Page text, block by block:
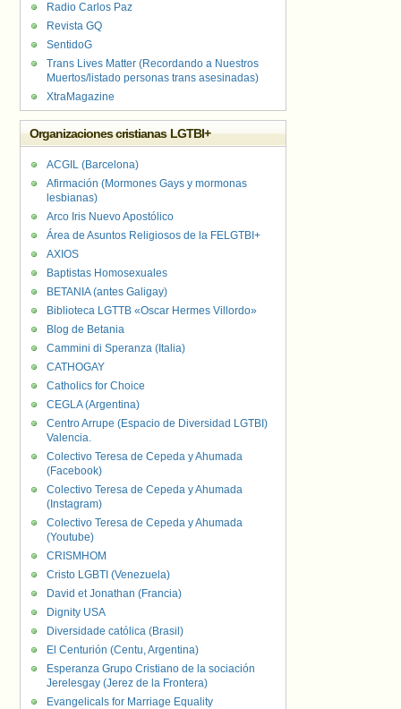
Radio Carlos Paz
Revista GQ
SentidoG
Trans Lives Matter (Recordando a Nuestros
Muertos/listado personas trans asesinadas)
XtraMagazine
Organizaciones cristianas LGTBI+
ACGIL (Barcelona)
Afirmación (Mormones Gays y mormonas
lesbianas)
Arco Iris Nuevo Apostólico
Área de Asuntos Religiosos de la FELGTBI+
AXIOS
Baptistas Homosexuales
BETANIA (antes Galigay)
Biblioteca LGTTB «Oscar Hermes Villordo»
Blog de Betania
Cammini di Speranza (Italia)
CATHOGAY
Catholics for Choice
CEGLA (Argentina)
Centro Arrupe (Espacio de Diversidad LGTBI)
Valencia.
Colectivo Teresa de Cepeda y Ahumada
(Facebook)
Colectivo Teresa de Cepeda y Ahumada
(Instagram)
Colectivo Teresa de Cepeda y Ahumada
(Youtube)
CRISMHOM
Cristo LGBTI (Venezuela)
David et Jonathan (Francia)
Dignity USA
Diversidade católica (Brasil)
El Centurión (Centu, Argentina)
Esperanza Grupo Cristiano de la sociación
Jerelesgay (Jerez de la Frontera)
Evangelicals for Marriage Equality